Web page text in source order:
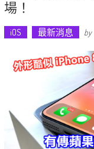
場！
iOS 最新消息 by